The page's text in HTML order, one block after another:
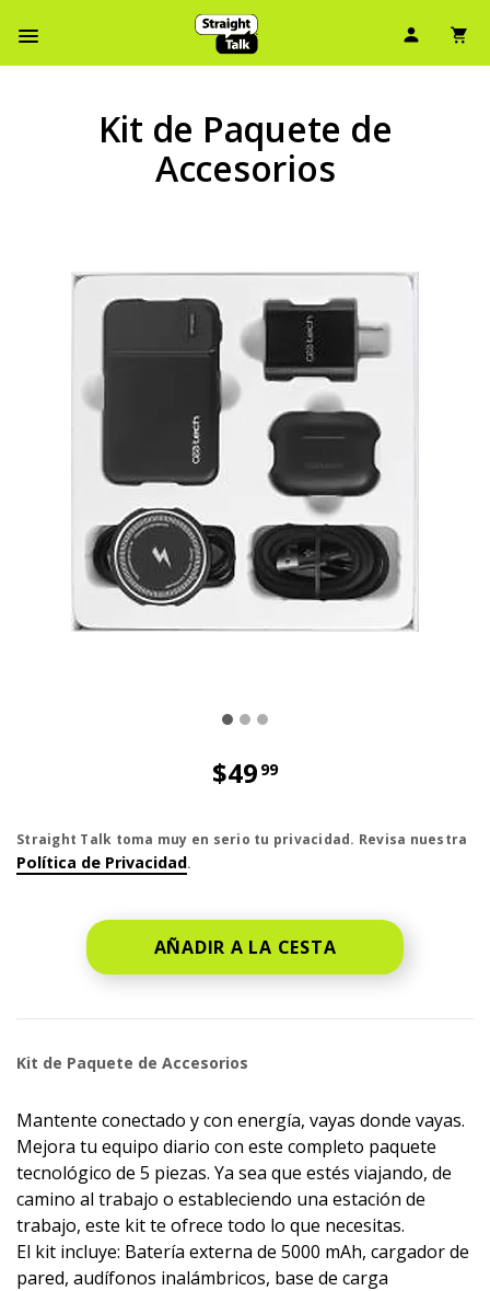
Menú de barra de navegación
Ícono
Kit de Paquete de
Accesorios
$49 99
Straight Talk toma muy en serio tu privacidad. Revisa nuestra
Política de Privacidad.
AÑADIR A LA CESTA
Kit de Paquete de Accesorios
Mantente conectado y con energía, vayas donde vayas.
Mejora tu equipo diario con este completo paquete
tecnológico de 5 piezas. Ya sea que estés viajando, de
camino al trabajo o estableciendo una estación de
trabajo, este kit te ofrece todo lo que necesitas.
El kit incluye: Batería externa de 5000 mAh, cargador de
pared, audífonos inalámbricos, base de carga